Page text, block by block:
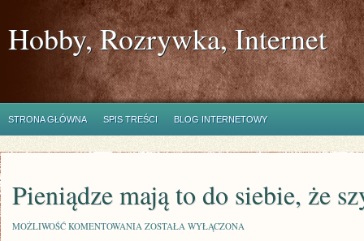
Hobby, Rozrywka, Internet
STRONA GŁÓWNA SPIS TREŚCI BLOG INTERNETOWY
Pieniądze mają to do siebie, że
MOŻLIWOŚĆ KOMENTOWANIA PIENIĄDZE
ZOSTAŁA WYŁĄCZONA